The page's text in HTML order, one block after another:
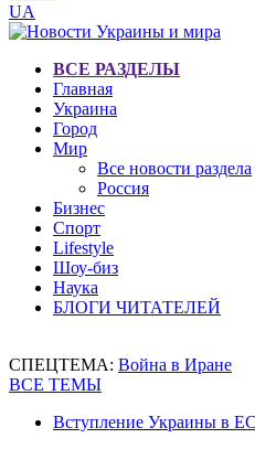
UA
ВСЕ РАЗДЕЛЫ
Главная
Украина
Город
Мир
Все новости раздела
Россия
Бизнес
Спорт
Lifestyle
Шоу-биз
Наука
БЛОГИ ЧИТАТЕЛЕЙ
СПЕЦТЕМА: Война в Иране
ВСЕ ТЕМЫ
Вступление Украины в ЕС